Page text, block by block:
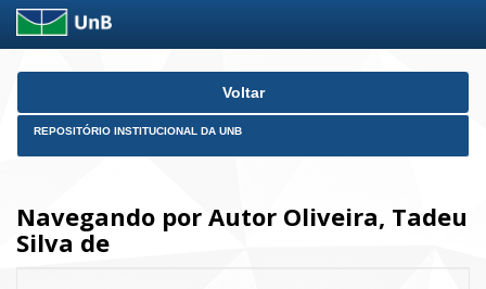
Skip
Voltar
REPOSITÓRIO INSTITUCIONAL DA UNB
Navegando por Autor Oliveira, Tadeu
Silva de